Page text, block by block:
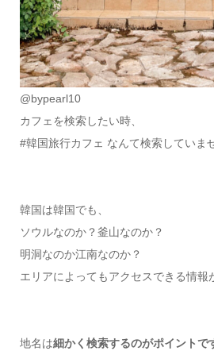
@bypearl10
カフェを検索したい時、
#韓国旅行カフェ なんて検索していま
韓国は韓国でも、
ソウルなのか？釜山なのか？
明洞なのか江南なのか？
エリアによってもアクセスできる情報
地名は細かく検索するのがポイントで